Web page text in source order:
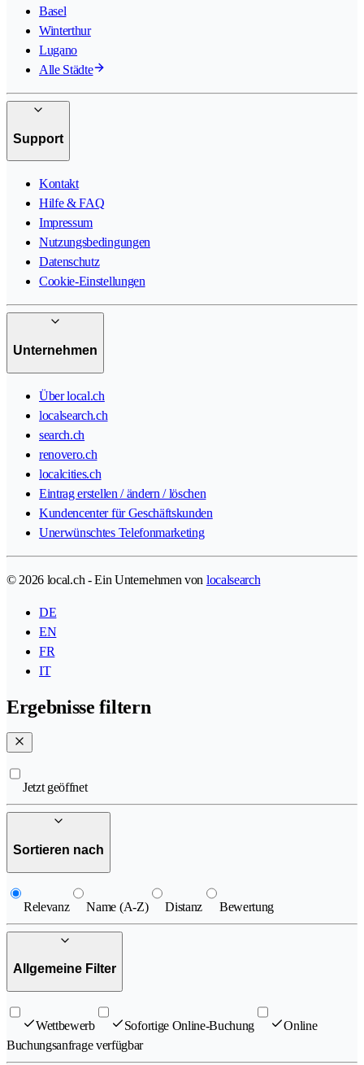
Basel
Winterthur
Lugano
Alle Städte
Support
Kontakt
Hilfe & FAQ
Impressum
Nutzungsbedingungen
Datenschutz
Cookie-Einstellungen
Unternehmen
Über local.ch
localsearch.ch
search.ch
renovero.ch
localcities.ch
Eintrag erstellen / ändern / löschen
Kundencenter für Geschäftskunden
Unerwünschtes Telefonmarketing
© 2026 local.ch - Ein Unternehmen von localsearch
DE
EN
FR
IT
Ergebnisse filtern
Jetzt geöffnet
Sortieren nach
Relevanz Name (A-Z) Distanz Bewertung
Allgemeine Filter
Wettbewerb Sofortige Online-Buchung
Online
Buchungsanfrage verfügbar